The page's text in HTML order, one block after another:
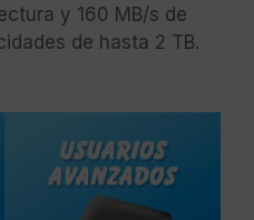
y 160 MB/s de
de hasta 2 TB.